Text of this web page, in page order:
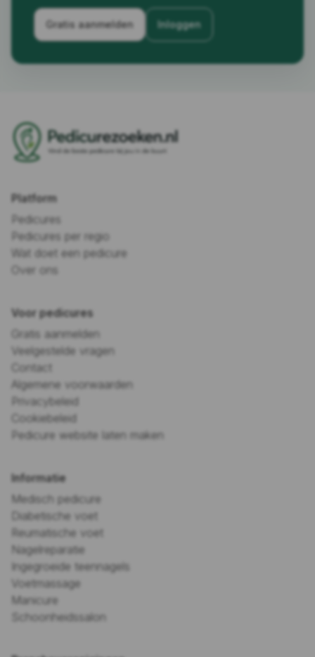
Gratis aanmelden Inloggen
Platform
Pedicures
Pedicures per regio
Wat doet een pedicure
Over ons
Voor pedicures
Gratis aanmelden
Veelgestelde vragen
Contact
Algemene voorwaarden
Privacybeleid
Cookiebeleid
Pedicure website laten maken
Informatie
Medisch pedicure
Diabetische voet
Reumatische voet
Nagelreparatie
Ingegroeide teennagels
Voetmassage
Manicure
Schoonheidssalon